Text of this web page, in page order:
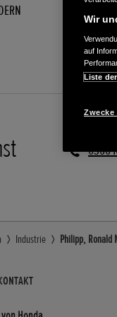
Industrie Philipp, Ronald
Wir
auf
Liste
Zwecke